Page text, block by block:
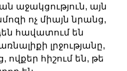
աջակցություն, այն
ոչ միայն նրանց,
հավատում են
լրջությանը,
ովքեր հիշում են, թե